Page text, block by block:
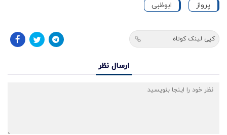
پرواز ابوظبی
کپی لینک کوتاه
ارسال نظر